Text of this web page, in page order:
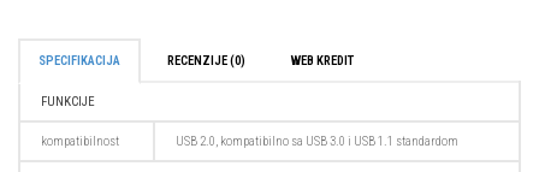
SPECIFIKACIJA RECENZIJE (0) WEB KREDIT
FUNKCIJE
kompatibilnost USB 2.0, kompatibilno sa USB 3.0 i USB 1.1 standardom